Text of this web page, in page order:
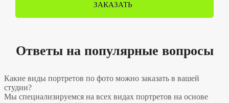
ЗАКАЗАТЬ
Ответы на популярные вопросы
Какие виды портретов по фото можно заказать в вашей
студии?
Мы специализируемся на всех видах портретов на основе